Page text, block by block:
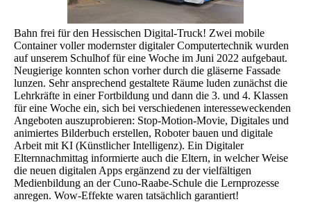
Bahn frei für den Hessischen Digital-Truck! Zwei mobile
Container voller modernster digitaler Computertechnik wurden
auf unserem Schulhof für eine Woche im Juni 2022 aufgebaut.
Neugierige konnten schon vorher durch die gläserne Fassade
lunzen. Sehr ansprechend gestaltete Räume luden zunächst die
Lehrkräfte in einer Fortbildung und dann die 3. und 4. Klassen
für eine Woche ein, sich bei verschiedenen interesseweckenden
Angeboten auszuprobieren: Stop-Motion-Movie, Digitales und
animiertes Bilderbuch erstellen, Roboter bauen und digitale
Arbeit mit KI (Künstlicher Intelligenz). Ein Digitaler
Elternnachmittag informierte auch die Eltern, in welcher Weise
die neuen digitalen Apps ergänzend zu der vielfältigen
Medienbildung an der Cuno-Raabe-Schule die Lernprozesse
anregen. Wow-Effekte waren tatsächlich garantiert!